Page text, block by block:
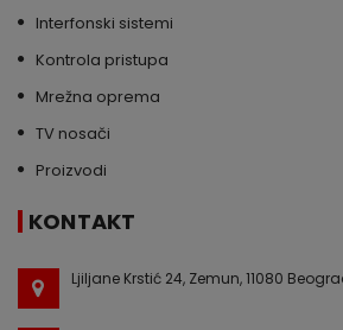
Interfonski sistemi
Kontrola pristupa
Mrežna oprema
TV nosači
Proizvodi
KONTAKT
Ljiljane Krstić 24, Zemun, 11080